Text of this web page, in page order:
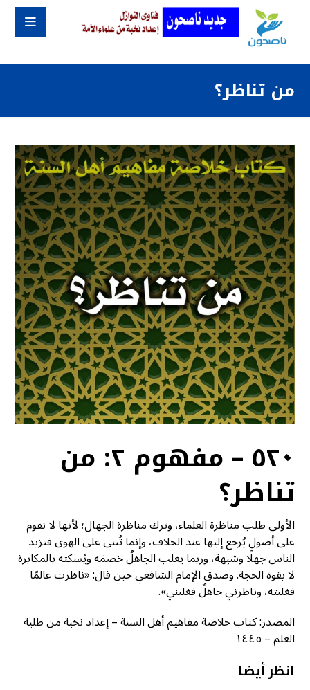
من تناظر؟
٥٢٠ – مفهوم ٢: من
تناظر؟
الأولى طلب مناظرة العلماء، وترك مناظرة الجهال؛ لأنها لا تقوم
على أصول يُرجع إليها عند الخلاف، وإنما تُبنى على الهوى فتزيد
الناس جهلًا وشبهة، وربما يغلب الجاهلُ خصمَه ويُسكته بالمكابرة
لا بقوة الحجة. وصدق الإمام الشافعي حين قال: «ناظرت عالمًا
فغلبته، وناظرني جاهلٌ فغلبني».
المصدر: كتاب خلاصة مفاهيم أهل السنة – إعداد نخبة من طلبة
العلم – ١٤٤٥
انظر أيضا